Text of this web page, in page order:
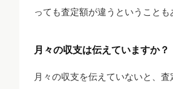
っても査定額が違うということも
月々の収支は伝えていますか？
月々の収支を伝えていないと、査